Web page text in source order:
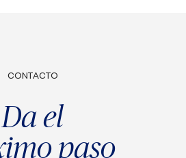
CONTACTO
Da el
paso